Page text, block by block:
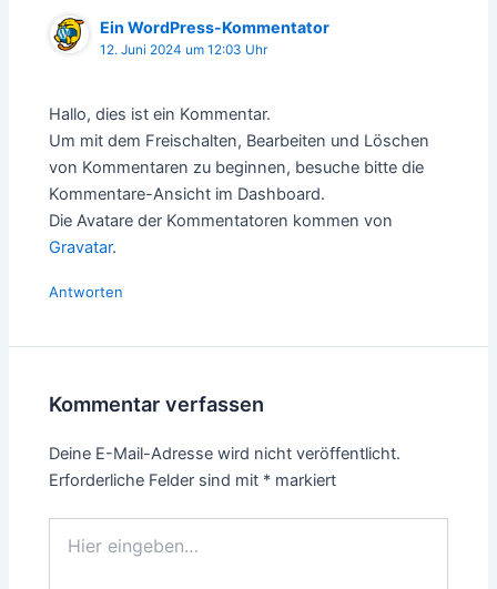
Ein WordPress-Kommentator
12. Juni 2024 um 12:03 Uhr
Hallo, dies ist ein Kommentar.
Um mit dem Freischalten, Bearbeiten und Löschen
von Kommentaren zu beginnen, besuche bitte die
Kommentare-Ansicht im Dashboard.
Die Avatare der Kommentatoren kommen von
Gravatar.
Antworten
Kommentar verfassen
Deine E-Mail-Adresse wird nicht veröffentlicht.
Erforderliche Felder sind mit * markiert
eingeben…